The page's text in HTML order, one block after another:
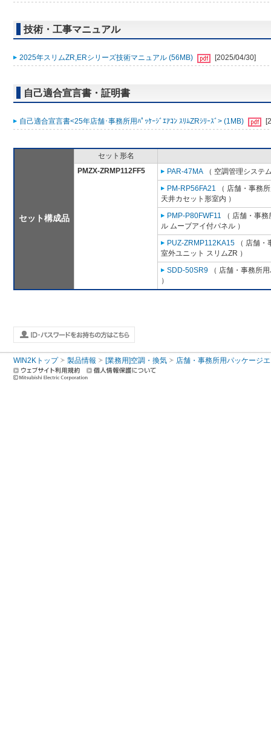
技術・工事マニュアル
2025年スリムZR,ERシリーズ技術マニュアル (56MB) [2025/04/30]
自己適合宣言書・証明書
自己適合宣言書<25年店舗･事務所用ﾊﾟｯｹｰｼﾞｴｱｺﾝ ｽﾘﾑZRｼﾘｰｽﾞ> (1MB)
セット構成品
セット形名
PMZX-ZRMP112FF5
PAR-47MA （ 空調管理システ
PM-RP56FA21 （ 店舗・事務
天井カセット形室内 ）
PMP-P80FWF11 （ 店舗・事
ル ムーブアイ付パネル ）
PUZ-ZRMP112KA15 （ 店舗
室外ユニット スリムZR ）
SDD-50SR9 （ 店舗・事務所
）
WIN2Kトップ 製品情報 [業務用]空調・換気 店舗・事務所用パッケージ